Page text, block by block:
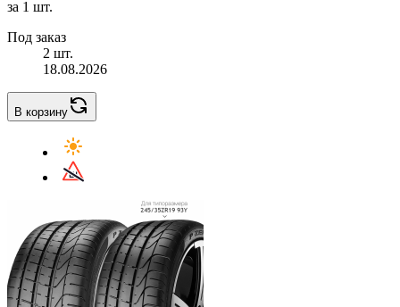
за 1 шт.
Под заказ
2 шт.
18.08.2026
В корзину